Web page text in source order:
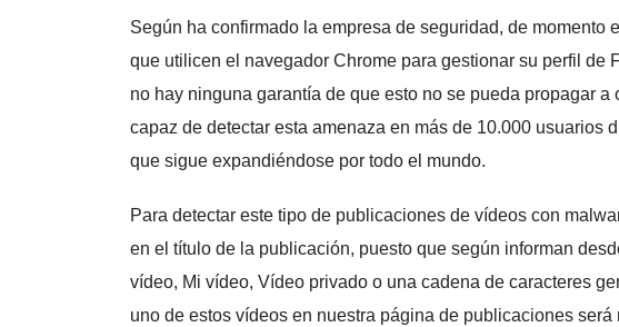
Según ha confirmado la empresa de seguridad, de momento
que utilicen el navegador Chrome para gestionar su perfil de
no hay ninguna garantía de que esto no se pueda propagar
capaz de detectar esta amenaza en más de 10.000 usuarios
que sigue expandiéndose por todo el mundo.
Para detectar este tipo de publicaciones de vídeos con
en el título de la publicación, puesto que según informan
vídeo, Mi vídeo, Vídeo privado o una cadena de caracteres
uno de estos vídeos en nuestra página de publicaciones